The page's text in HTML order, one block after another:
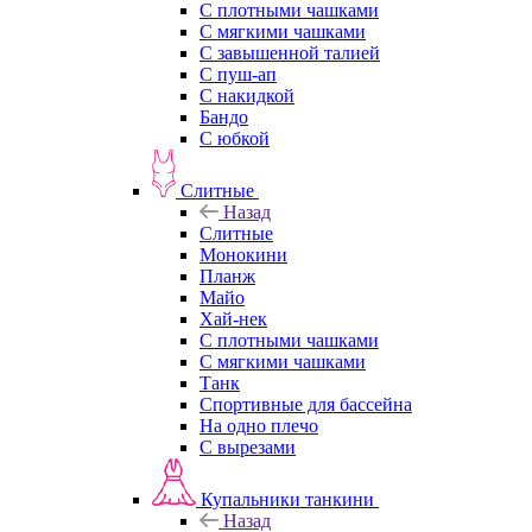
С плотными чашками
С мягкими чашками
С завышенной талией
С пуш-ап
С накидкой
Бандо
С юбкой
Слитные
Назад
Слитные
Монокини
Планж
Майо
Хай-нек
С плотными чашками
С мягкими чашками
Танк
Спортивные для бассейна
На одно плечо
С вырезами
Купальники танкини
Назад